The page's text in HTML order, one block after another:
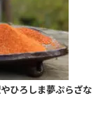
ひろしま夢ぷらざな